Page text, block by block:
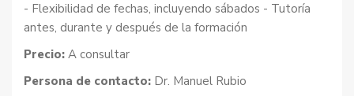
- Flexibilidad de fechas, incluyendo sábados - Tutoría
antes, durante y después de la formación
Precio: A consultar
Persona de contacto: Dr. Manuel Rubio